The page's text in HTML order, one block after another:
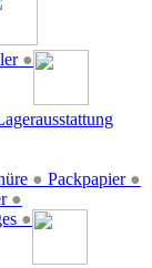
●
● Packpapier ●
●
●